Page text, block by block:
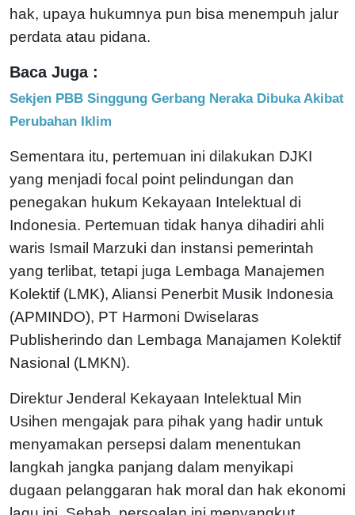
hak, upaya hukumnya pun bisa menempuh jalur
perdata atau pidana.
Baca Juga :
Sekjen PBB Singgung Gerbang Neraka Dibuka Akibat
Perubahan Iklim
Sementara itu, pertemuan ini dilakukan DJKI
yang menjadi focal point pelindungan dan
penegakan hukum Kekayaan Intelektual di
Indonesia. Pertemuan tidak hanya dihadiri ahli
waris Ismail Marzuki dan instansi pemerintah
yang terlibat, tetapi juga Lembaga Manajemen
Kolektif (LMK), Aliansi Penerbit Musik Indonesia
(APMINDO), PT Harmoni Dwiselaras
Publisherindo dan Lembaga Manajamen Kolektif
Nasional (LMKN).
Direktur Jenderal Kekayaan Intelektual Min
Usihen mengajak para pihak yang hadir untuk
menyamakan persepsi dalam menentukan
langkah jangka panjang dalam menyikapi
dugaan pelanggaran hak moral dan hak ekonomi